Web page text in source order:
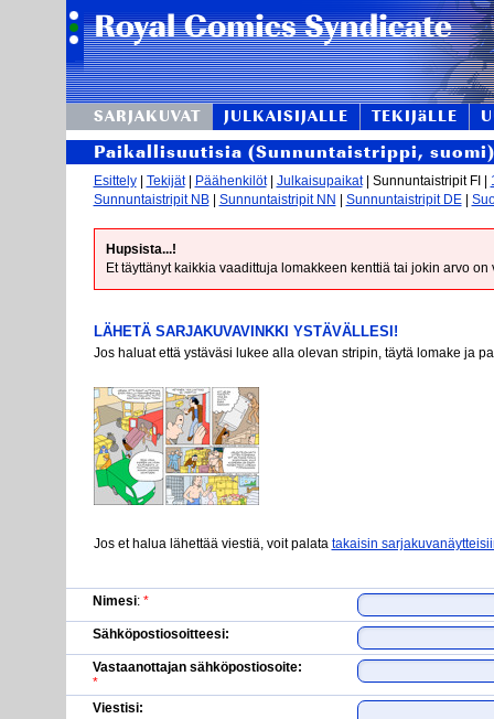
SARJAKUVAT JULKAISIJALLE TEKIJäLLE
Paikallisuutisia (Sunnuntaistrippi, suomi)
Esittely| Tekijät| Päähenkilöt| Julkaisupaikat| Sunnuntaistripit FI |
Sunnuntaistripit NB| Sunnuntaistripit NN Sunnuntaistripit DE|
Hupsista...!
Et täyttänyt kaikkia vaadittuja lomakkeen kenttiä tai jokin arvo on
LÄHETÄ SARJAKUVAVINKKI YSTÄVÄLLESI!
Jos haluat että ystäväsi lukee alla olevan stripin, täytä lomake ja
Jos et halua lähettää viestiä, voit palata takaisin
Nimesi: *
Sähköpostiosoitteesi:
Vastaanottajan sähköpostiosoite:
*
Viestisi: